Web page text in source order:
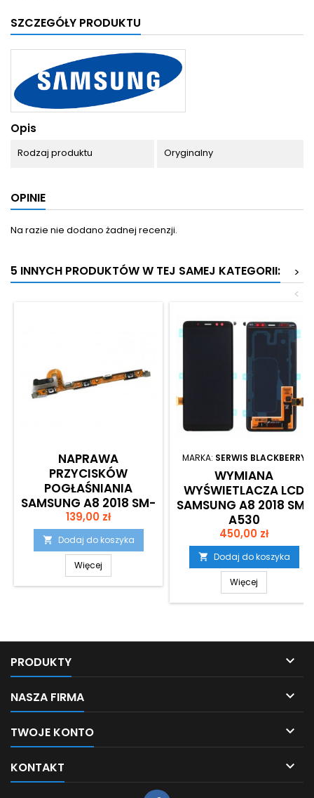
SZCZEGÓŁY PRODUKTU
Opis
Rodzaj produktu Oryginalny
OPINIE
Na razie nie dodano żadnej recenzji.
5 INNYCH PRODUKTÓW W TEJ SAMEJ KATEGORII:
>
<
NAPRAWA
PRZYCISKÓW
POGŁAŚNIANIA
SAMSUNG A8 2018 SM-
A530
Cena
139,00 zł
 Dodaj do koszyka
Więcej
MARKA: SERWIS BLACKBERRY
WYMIANA
WYŚWIETLACZA LCD
SAMSUNG A8 2018 SM-
A530
Cena
450,00 zł
 Dodaj do koszyka
Więcej
PRODUKTY 
NASZA FIRMA 
TWOJE KONTO 
KONTAKT 